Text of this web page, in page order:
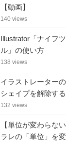
【動画】
140 views
Illustrator「ナイフ
ル」の使い方
138 views
イラストレーター
シェイプを解除す
132 views
【単位が変わらな
ラレの「単位」を